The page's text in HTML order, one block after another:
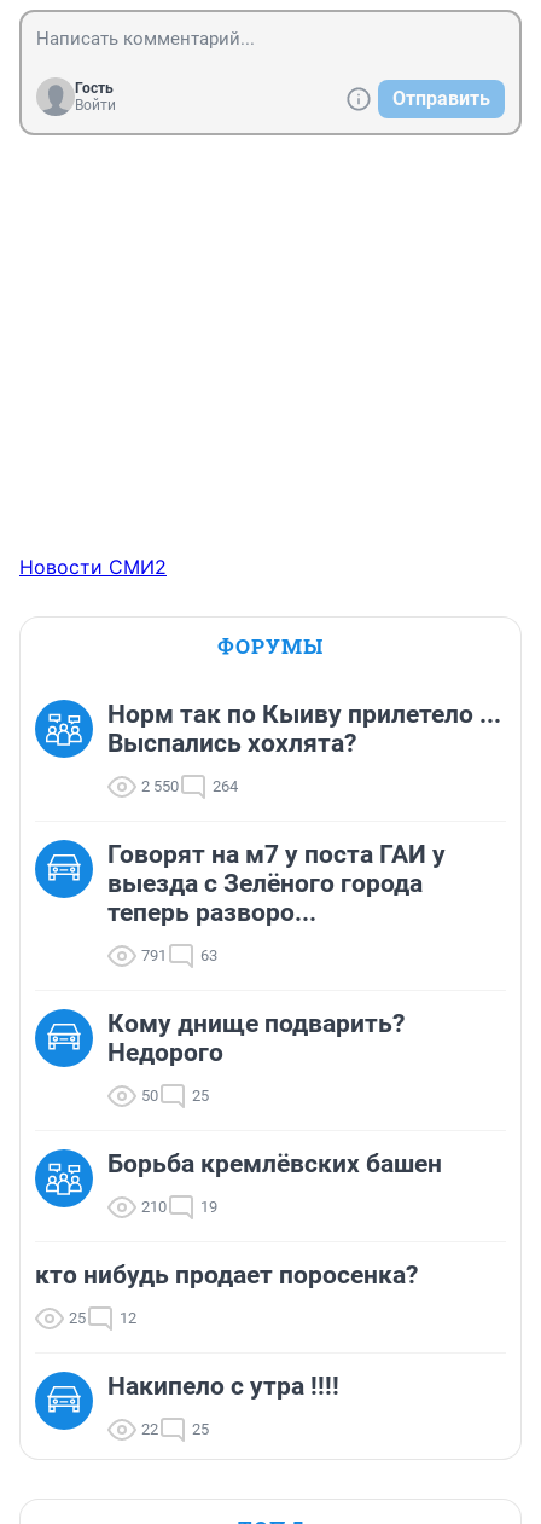
Гость
Войти
Отправить
Новости СМИ2
ФОРУМЫ
Норм так по Кыиву прилетело ...
Выспались хохлята?
2 550 264
Говорят на м7 у поста ГАИ у
выезда с Зелёного города
теперь разворо...
791 63
Кому днище подварить?
Недорого
50 25
Борьба кремлёвских башен
210 19
кто нибудь продает поросенка?
25 12
Накипело с утра !!!!
22 25